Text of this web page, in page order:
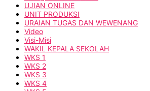
UJIAN ONLINE
UNIT PRODUKSI
URAIAN TUGAS DAN WEWENANG
Video
Visi-Misi
WAKIL KEPALA SEKOLAH
WKS 1
WKS 2
WKS 3
WKS 4